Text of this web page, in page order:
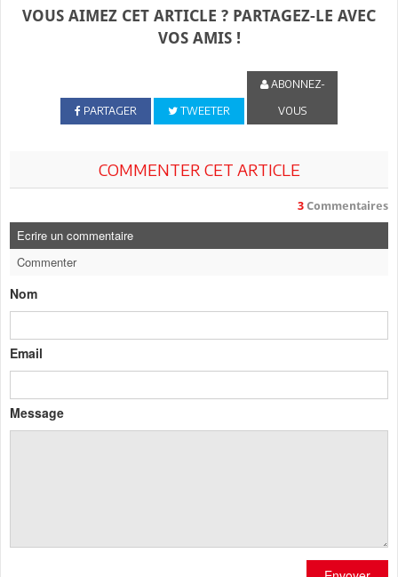
VOUS AIMEZ CET ARTICLE ? PARTAGEZ-LE AVEC
VOS AMIS !
PARTAGER TWEETER
ABONNEZ-
VOUS
COMMENTER CET ARTICLE
3 Commentaires
Ecrire un commentaire
Commenter
Nom
Email
Message